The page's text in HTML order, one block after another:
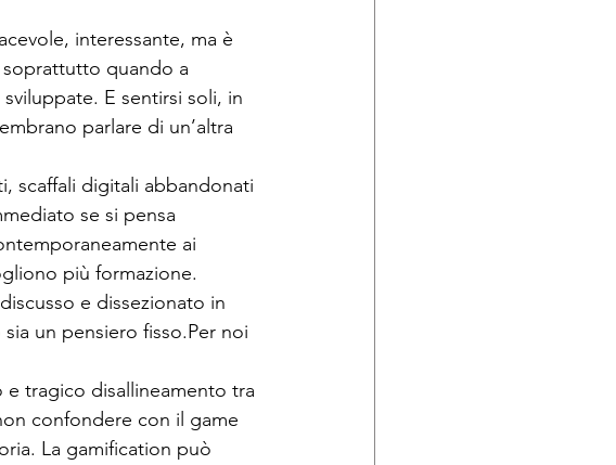
interessante, ma è
quando a
E sentirsi soli, in
parlare di un’altra
scaffali digitali abbandonati
se si pensa
ai
più formazione.
e dissezionato in
un pensiero fisso.Per noi
e tragico disallineamento tra
confondere con il game
La gamification può